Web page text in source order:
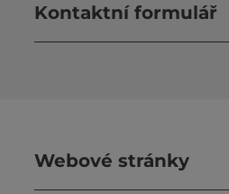
Kontaktní formulář
Webové stránky